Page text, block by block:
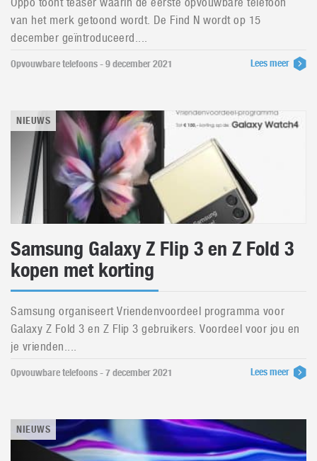
van het merk getoond wordt. De Find N wordt op 15
december geïntroduceerd....
Opvouwbare telefoons - 9 december 2021 Lees meer
NIEUWS
Samsung Galaxy Z Flip 3 en Z Fold 3
kopen met korting
Samsung organiseert Vriendenvoordeel programma voor
Galaxy Z Fold 3 en Z Flip 3 gebruikers. Voordeel voor jou en
je vrienden....
Opvouwbare telefoons - 7 december 2021 Lees meer
NIEUWS